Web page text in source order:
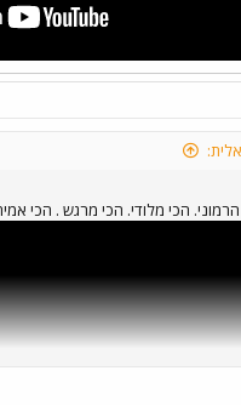
הכי מלודי. הכי מרגש . הכי